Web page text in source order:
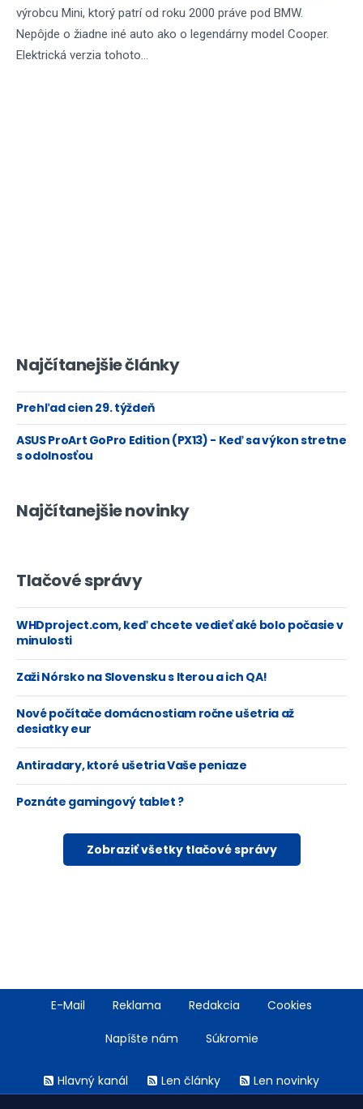
výrobcu Mini, ktorý patrí od roku 2000 práve pod BMW.
Nepôjde o žiadne iné auto ako o legendárny model Cooper.
Elektrická verzia tohoto...
Najčítanejšie články
Prehľad cien 29. týždeň
ASUS ProArt GoPro Edition (PX13) - Keď sa výkon stretne
s odolnosťou
Najčítanejšie novinky
Tlačové správy
WHDproject.com, keď chcete vedieť aké bolo počasie v
minulosti
Zaži Nórsko na Slovensku s Iterou a ich QA!
Nové počítače domácnostiam ročne ušetria až
desiatky eur
Antiradary, ktoré ušetria Vaše peniaze
Poznáte gamingový tablet ?
Zobraziť všetky tlačové správy
FooterE-Mail Reklama Redakcia Cookies
Napíšte nám Súkromie
menuHlavný kanál Len články Len novinky